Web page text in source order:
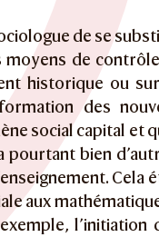
de se
moyens de
historique ou
des
social capital et
bien
Cela
aux
l’initiation